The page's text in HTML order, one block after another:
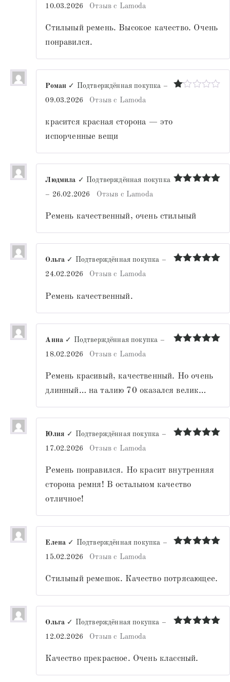
10.03.2026 Отзыв с Lamoda
Стильный ремень. Высокое качество. Очень
понравился.
Роман ✓ Подтверждённая покупка –
09.03.2026
Отзыв с Lamoda
красится красная сторона — это
испорченные вещи
Людмила ✓ Подтверждённая покупка
– 26.02.2026 Отзыв с Lamoda
Ремень качественный, очень стильный
Ольга ✓ Подтверждённая покупка –
24.02.2026
Отзыв с Lamoda
Ремень качественный.
Анна ✓ Подтверждённая покупка –
18.02.2026
Отзыв с Lamoda
Ремень красивый, качественный. Но очень
длинный… на талию 70 оказался велик…
Юлия ✓ Подтверждённая покупка –
17.02.2026
Отзыв с Lamoda
Ремень понравился. Но красит внутренняя
сторона ремня! В остальном качество
отличное!
Елена ✓ Подтверждённая покупка –
15.02.2026
Отзыв с Lamoda
Стильный ремешок. Качество потрясающее.
Ольга ✓ Подтверждённая покупка –
12.02.2026
Отзыв с Lamoda
Качество прекрасное. Очень классный.